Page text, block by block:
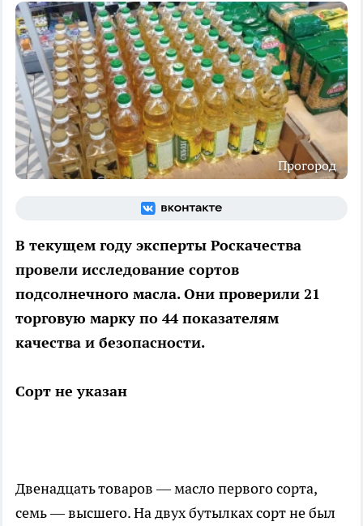
Прогород
В текущем году эксперты Роскачества
провели исследование сортов
подсолнечного масла. Они проверили 21
торговую марку по 44 показателям
качества и безопасности.
Сорт не указан
Двенадцать товаров — масло первого сорта,
семь — высшего. На двух бутылках сорт не был